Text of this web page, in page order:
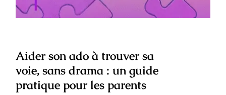
Aider son ado à trouver sa
voie, sans drama : un guide
pratique pour les parents